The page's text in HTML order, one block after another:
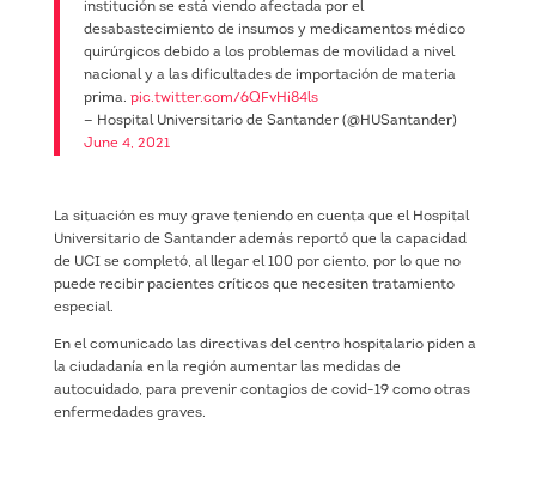
institución se está viendo afectada por el
desabastecimiento de insumos y medicamentos médico
quirúrgicos debido a los problemas de movilidad a nivel
nacional y a las dificultades de importación de materia
prima. pic.twitter.com/6QFvHi84ls
— Hospital Universitario de Santander (@HUSantander)
June 4, 2021
La situación es muy grave teniendo en cuenta que el Hospital
Universitario de Santander además reportó que la capacidad
de UCI se completó, al llegar el 100 por ciento, por lo que no
puede recibir pacientes críticos que necesiten tratamiento
especial.
En el comunicado las directivas del centro hospitalario piden a
la ciudadanía en la región aumentar las medidas de
autocuidado, para prevenir contagios de covid-19 como otras
enfermedades graves.